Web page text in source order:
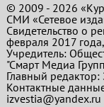
© 2009 - 2026
СМИ «Сетевое
Свидетельство о
февраля 2017
Учредитель:
"Смарт Медиа
Главный редактор:
Контактные
izvestia@yandex.ru